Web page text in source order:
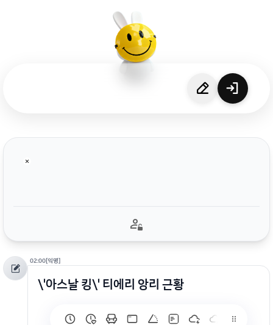
02:00[익명]
\'아스날 킹\' 티에리 앙리 근황